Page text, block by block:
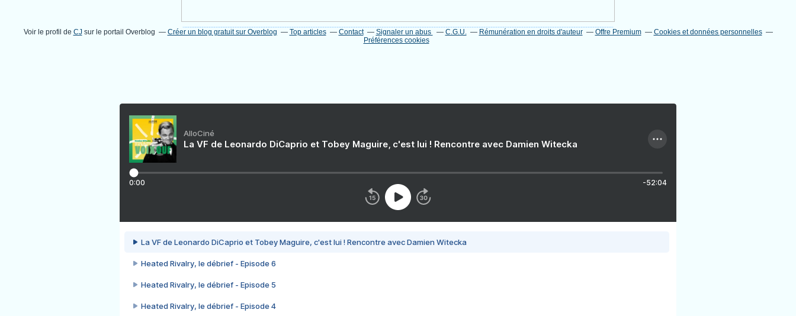
Voir le profil de CJsur le portail Overblog Créer un blog gratuit sur Overblog Top articles Contact Signaler un abus C.G.U. Rémunération en droits d'auteur Offre Premium
Cookies et données personnelles
Préférences cookies
AlloCiné
La VF de Leonardo DiCaprio et Tobey Maguire, c'est lui ! Rencontre avec Damien Witecka
0:00 -52:04
La VF de Leonardo DiCaprio et Tobey Maguire, c'est lui ! Rencontre avec Damien Witecka
Heated Rivalry, le débrief - Episode 6
Heated Rivalry, le débrief - Episode 5
Heated Rivalry, le débrief - Episode 4